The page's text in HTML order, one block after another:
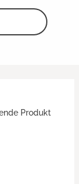
Produkt